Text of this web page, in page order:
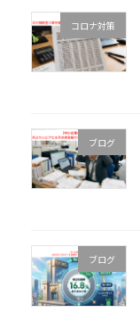
コロナ対策
ブログ
ブログ